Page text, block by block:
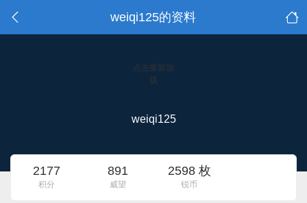
weiqi125的资料
点击重新加
载
weiqi125
2177
积分
891
威望
2598 枚
锐币